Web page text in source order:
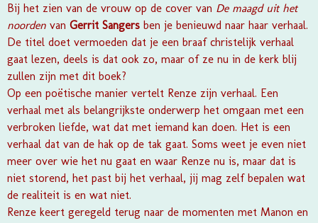
Bij het zien van de vrouw op de cover van De maagd uit het
noorden van Gerrit Sangers ben je benieuwd naar haar verhaal.
De titel doet vermoeden dat je een braaf christelijk verhaal
gaat lezen, deels is dat ook zo, maar of ze nu in de kerk blij
zullen zijn met dit boek?
Op een poëtische manier vertelt Renze zijn verhaal. Een
verhaal met als belangrijkste onderwerp het omgaan met een
verbroken liefde, wat dat met iemand kan doen. Het is een
verhaal dat van de hak op de tak gaat. Soms weet je even niet
meer over wie het nu gaat en waar Renze nu is, maar dat is
niet storend, het past bij het verhaal, jij mag zelf bepalen wat
de realiteit is en wat niet.
Renze keert geregeld terug naar de momenten met Manon en